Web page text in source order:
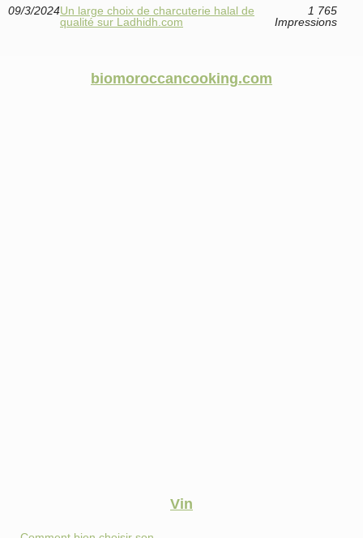
09/3/2024Un large choix de charcuterie halal de
qualité sur Ladhidh.com
1 765
Impressions
biomoroccancooking.com
Vin